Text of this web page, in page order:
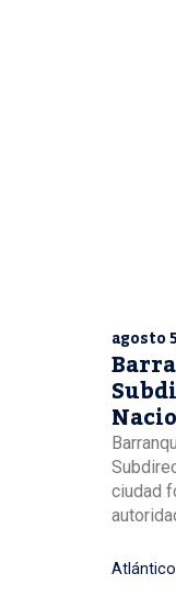
agosto
ciudad
Atlántico